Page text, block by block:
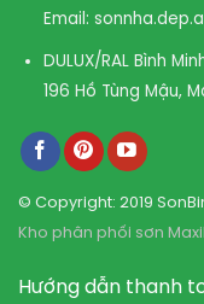
Email:
DULUX/RAL Bình
196 Hồ Tùng Mậu,
© Copyright: 2019
Kho phân phối sơn
Hướng dẫn thanh